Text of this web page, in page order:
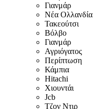
Γιανμάρ
Νέα Ολλανδία
Τακεούτσι
Βόλβο
Γιανμάρ
Αγριόγατος
Περίπτωση
Κάμπια
Hitachi
Χιουντάι
Jcb
Τζον Ντιρ